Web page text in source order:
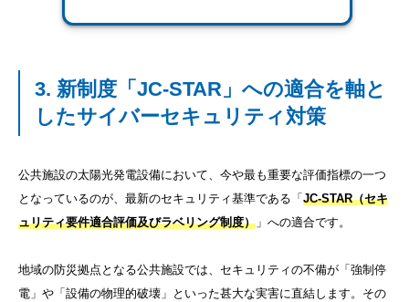
3. 新制度「JC-STAR」への適合を軸と
したサイバーセキュリティ対策
公共施設の太陽光発電設備において、今や最も重要な評価指標の一つ
となっているのが、最新のセキュリティ基準である「 JC-STAR（セキ
ュリティ要件適合評価及びラベリング制度） 」への適合です。
地域の防災拠点となる公共施設では、セキュリティの不備が「強制停
電」や「設備の物理的破壊」といった甚大な実害に直結します。その